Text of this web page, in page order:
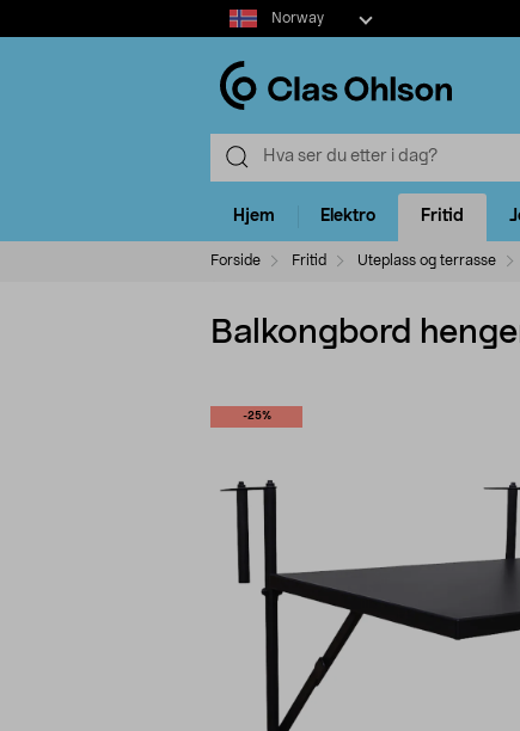
Select
market
Norway
Hjem Elektro Fritid
Forside Fritid Uteplass og terrasse
Balkongbord
-25%